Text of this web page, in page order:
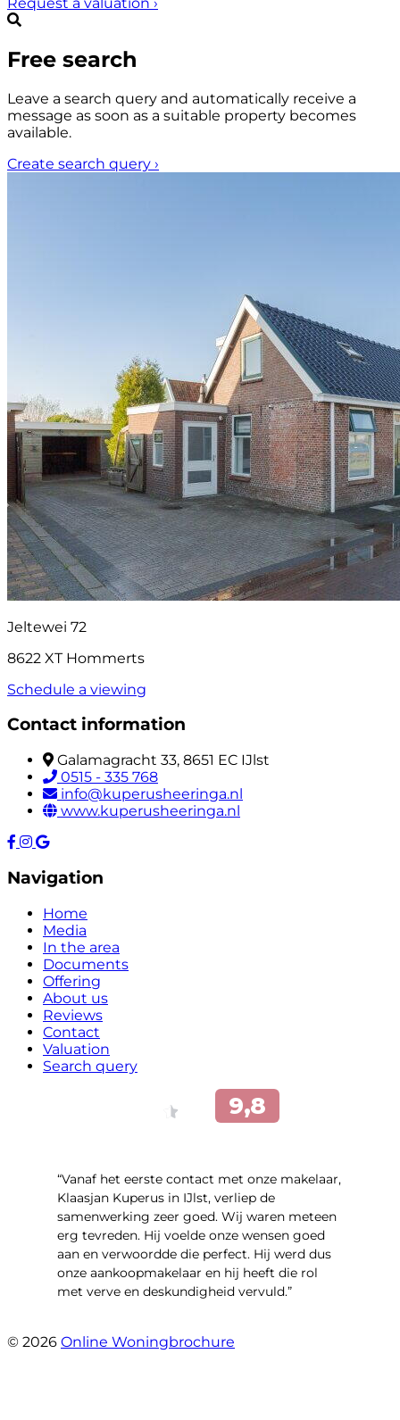
Free search
Leave a search query and automatically receive a
message as soon as a suitable property becomes
available.
Create search query ›
Jeltewei 72
8622 XT Hommerts
Schedule a viewing
Contact information
Galamagracht 33, 8651 EC IJlst
0515 - 335 768
info@kuperusheeringa.nl
www.kuperusheeringa.nl
Navigation
Home
Media
In the area
Documents
Offering
About us
Reviews
Contact
Valuation
Search query
“Vanaf het eerste contact met onze makelaar,
Klaasjan Kuperus in IJlst, verliep de
samenwerking zeer goed. Wij waren meteen
erg tevreden. Hij voelde onze wensen goed
aan en verwoordde die perfect. Hij werd dus
onze aankoopmakelaar en hij heeft die rol
met verve en deskundigheid vervuld.”
© 2026 Online Woningbrochure